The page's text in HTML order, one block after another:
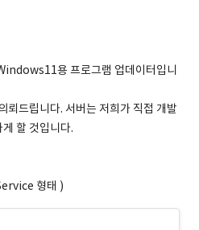
용 프로그램 업데이터입니
뢰드립니다. 서버는 저희가 직접 개발
할 것입니다.
형태 )